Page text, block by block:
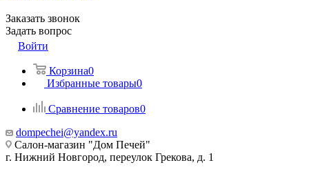
Заказать звонок
Задать вопрос
Войти
Корзина0
Избранные товары0
Сравнение товаров0
dompechei@yandex.ru
Салон-магазин "Дом Печей"
г. Нижний Новгород, переулок Грекова, д. 1